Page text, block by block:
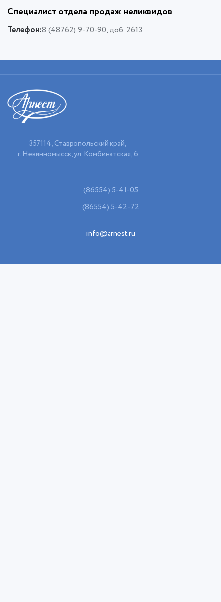
Специалист отдела продаж неликвидов
Телефон:8 (48762) 9-70-90, доб. 2613
357114, Ставропольский край,
г. Невинномысск, ул. Комбинатская, 6
(86554) 5-41-05
(86554) 5-42-72
info@arnest.ru